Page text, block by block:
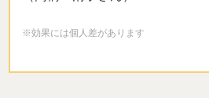
※効果には個人差があります